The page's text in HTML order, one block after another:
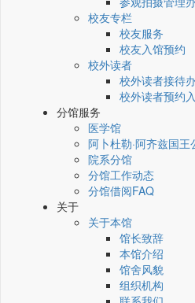
校友专栏
校友服务
校友入馆预约
校外读者
校外读者接待
校外读者预约
分馆服务
医学馆
阿卜杜勒·阿齐兹国
院系分馆
分馆工作动态
分馆借阅FAQ
关于
关于本馆
馆长致辞
本馆介绍
馆舍风貌
组织机构